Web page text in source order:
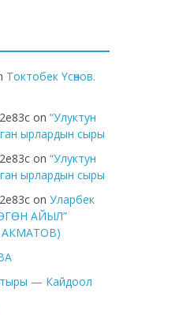
Токтобек Үсөнов.
on “Улуктун
ырлардын сыры
on “Улуктун
ырлардын сыры
on Уларбек
АЙЫЛ”
АКМАТОВ)
— Кайдоол